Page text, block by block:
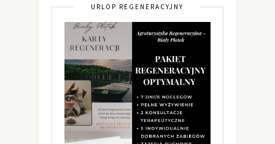
URLOP REGENERACYJNY